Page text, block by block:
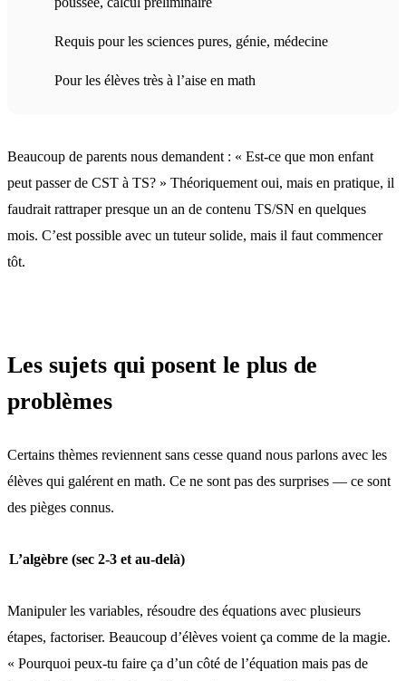
Requis pour les sciences pures, génie, médecine
Pour les élèves très à l’aise en math
Beaucoup de parents nous demandent : « Est-ce que mon enfant
peut passer de CST à TS? » Théoriquement oui, mais en pratique, il
faudrait rattraper presque un an de contenu TS/SN en quelques
mois. C’est possible avec un tuteur solide, mais il faut commencer
tôt.
Les sujets qui posent le plus de
problèmes
Certains thèmes reviennent sans cesse quand nous parlons avec les
élèves qui galérent en math. Ce ne sont pas des surprises — ce sont
des pièges connus.
L’algèbre (sec 2-3 et au-delà)
Manipuler les variables, résoudre des équations avec plusieurs
étapes, factoriser. Beaucoup d’élèves voient ça comme de la magie.
« Pourquoi peux-tu faire ça d’un côté de l’équation mais pas de